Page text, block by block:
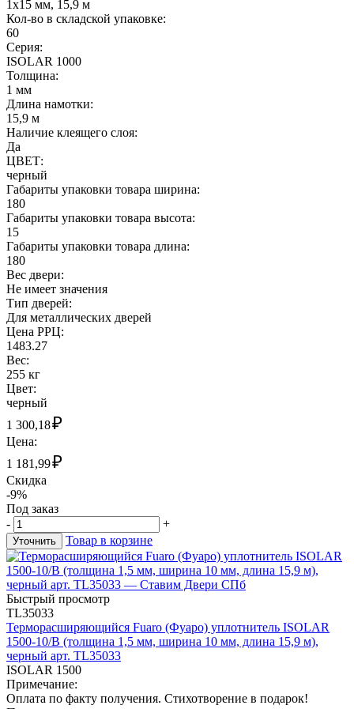
1х15 мм, 15,9 м
Кол-во в складской упаковке:
60
Серия:
ISOLAR 1000
Толщина:
1 мм
Длина намотки:
15,9 м
Наличие клеящего слоя:
Да
ЦВЕТ:
черный
Габариты упаковки товара ширина:
180
Габариты упаковки товара высота:
15
Габариты упаковки товара длина:
180
Вес двери:
Не имеет значения
Тип дверей:
Для металлических дверей
Цена РРЦ:
1483.27
Вес:
255 кг
Цвет:
черный
1 300,18₽
Цена:
1 181,99₽
Скидка
-9%
Под заказ
-
+
Уточнить Товар в корзине
Быстрый просмотр
TL35033
Терморасширяющийся Fuaro (Фуаро) уплотнитель ISOLAR
1500-10/B (толщина 1,5 мм, ширина 10 мм, длина 15,9 м),
черный арт. TL35033
ISOLAR 1500
Примечание:
Оплата по факту получения. Стихотворение в подарок!